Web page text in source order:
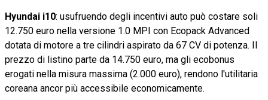
Hyundai i10: usufruendo degli incentivi auto può costare soli
12.750 euro nella versione 1.0 MPI con Ecopack Advanced
dotata di motore a tre cilindri aspirato da 67 CV di potenza. Il
prezzo di listino parte da 14.750 euro, ma gli ecobonus
erogati nella misura massima (2.000 euro), rendono l'utilitaria
coreana ancor più accessibile economicamente.